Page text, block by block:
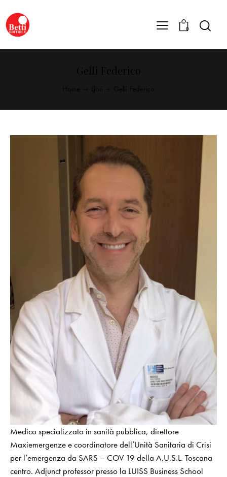
0
Medico specializzato in sanità pubblica, direttore
Maxiemergenze e coordinatore dell’Unità Sanitaria di Crisi
per l’emergenza da SARS – COV 19 della A.U.S.L. Toscana
centro. Adjunct professor presso la LUISS Business School